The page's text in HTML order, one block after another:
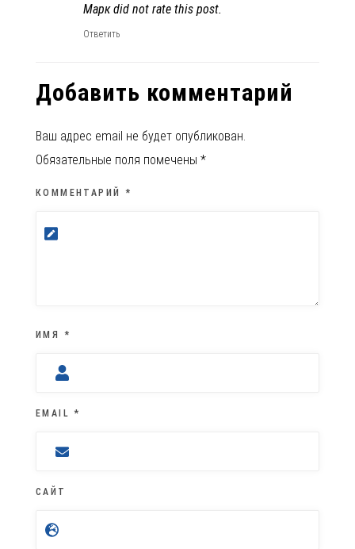
Марк did not rate this post.
Ответить
Добавить комментарий
Ваш адрес email не будет опубликован.
Обязательные поля помечены *
КОММЕНТАРИЙ *
ИМЯ *
EMAIL*
САЙТ